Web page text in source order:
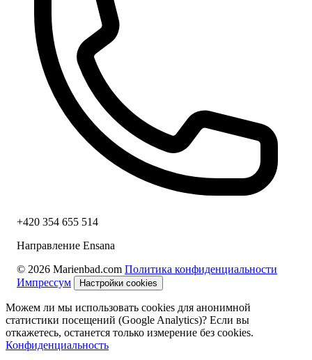
+420 354 655 514
Направление Ensana
© 2026 Marienbad.com Политика конфиденциальности
Импрессум
Настройки cookies
Можем ли мы использовать cookies для анонимной
статистики посещений (Google Analytics)? Если вы
откажетесь, останется только измерение без cookies.
Конфиденциальность